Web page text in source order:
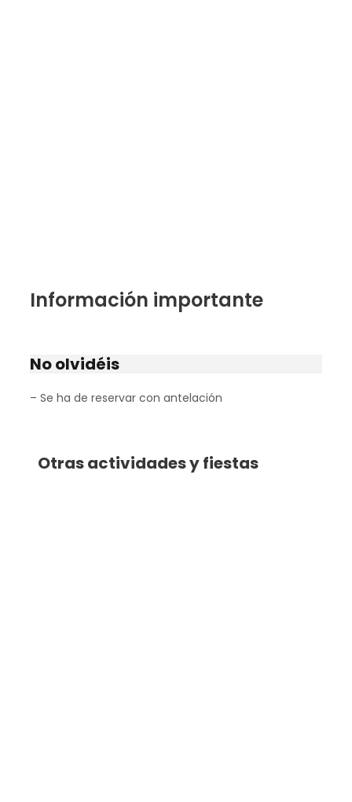
Información importante
No olvidéis
– Se ha de reservar con antelación
Otras actividades y fiestas